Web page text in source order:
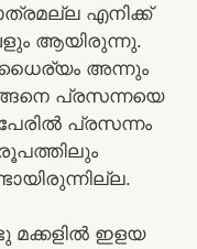
എനിക്ക്
ആയിരുന്നു.
ധൈര്യം അന്നും
പ്രസന്നയെ
പ്രസന്നം
മക്കളില്‍ ഇളയ